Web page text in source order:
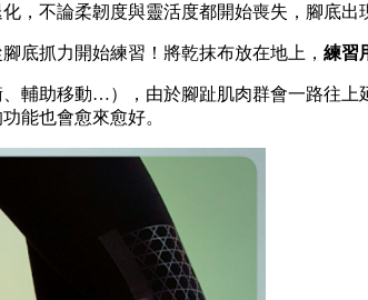
，不論柔韌度與靈活度都開始喪失，腳底
底抓力開始練習！將乾抹布放在地上， 練習
輔助移動…），由於腳趾肌肉群會一路往
能也會愈來愈好。